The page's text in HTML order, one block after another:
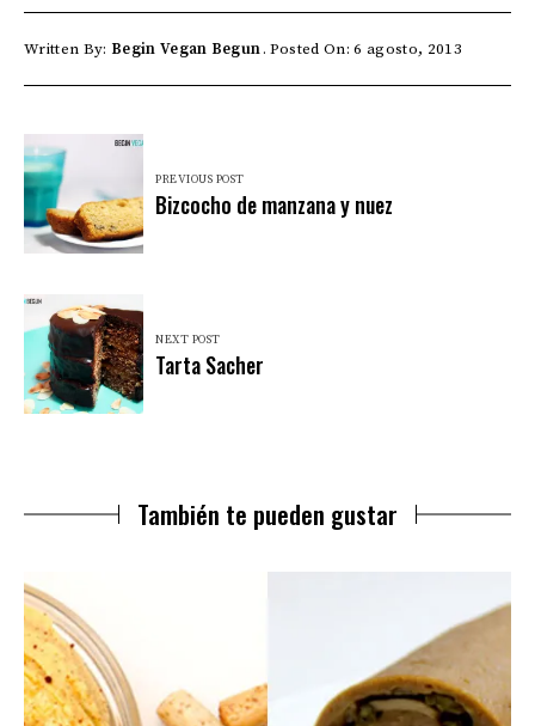
Written By: Begin Vegan Begun Posted On: 6 agosto, 2013
PREVIOUS POST
Bizcocho de manzana y nuez
NEXT POST
Tarta Sacher
También te pueden gustar